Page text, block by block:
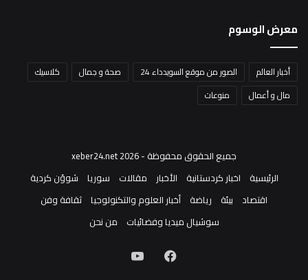
معرض الوسوم
أخبار العالم الصور من موقع السويدداء 24 صحة و جمال
كلاسيك
مال و أعمال
منوعات
جميع الحقوق محفوظة - xeber24.net 2026
الرئيسية
اخبار كردستانية الأخبار مقالات سوريا
شوؤن كردية
اقتصاد
بيئة رياضة أخبار العلوم والتكنولوجيا ثقافة وفن
سوشيال ميديا وفضائيات
من نحن
فيسبوك‫YouTube